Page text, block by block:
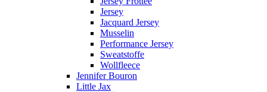
Jersey
Jacquard Jersey
Musselin
Performance Jersey
Sweatstoffe
Wollfleece
Jennifer Bouron
Little Jax